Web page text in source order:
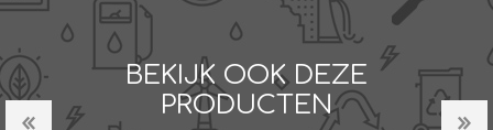
BEKIJK OOK DEZE
PRODUCTEN